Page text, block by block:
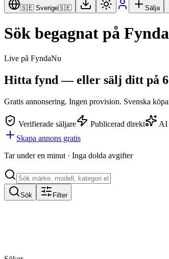
🇸🇪 Sverige🇸🇪 Sälja
Sök begagnat på
Live på FyndaNu
Hitta fynd — eller sälj ditt på
Gratis annonsering. Ingen provision. Svenska
Verifierade säljare Publicerad direkt
AI
Skapa annons gratis
Tar under en minut · Inga dolda avgifter
Sök Filter